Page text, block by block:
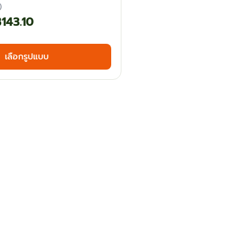
143.10Price
range:
฿81.00
through
เลือกรูปแบบ
This
has